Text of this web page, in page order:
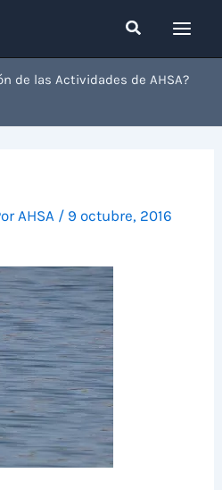
Buscar
de las Actividades de AHSA?
AHSA / 9 octubre, 2016